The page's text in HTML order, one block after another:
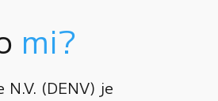
mi?
N.V. (DENV) je